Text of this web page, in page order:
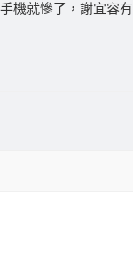
機就慘了，謝宜容有